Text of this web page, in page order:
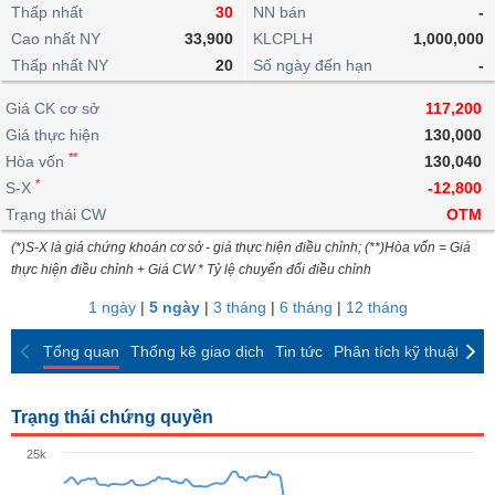
lỗ
dịch
nội
Niên
giám
Tài
liệu
cổ
Định
giá
ngoài
doanh
Top
cổ
phiếu
ngành
giao
dịch
dịch
Chứng
quyền
quan
Thống
giao
dịch
Thống
giao
dịch
Tin
tức
Phân
tích
kỹ
thuật
trực
tuyến
Bộ
lọc
cổ
So
sánh
Báo
cáo
Vĩ
mô
lai
Chứng
quyền
Trái
phiếu
IR
Awards
tạo
Dịch
vụ
Thấp nhất
30
Cao nhất NY
33,900
Thấp nhất NY
20
NN bán
-
KLCPLH
1,000,000
Số ngày đến hạn
-
Giá CK cơ sở
117,200
Giá thực hiện
130,000
Hòa vốn **
130,040
S-X *
-12,800
Trạng thái CW
OTM
(*)S-X là giá chứng khoán cơ sở - giá thực hiện điều chỉnh; (**)Hòa vốn = Giá
thực hiện điều chỉnh + Giá CW * Tỷ lệ chuyển đổi điều chỉnh
1 ngày| 5 ngày| 3 tháng | 6 tháng | 12 tháng
Tổng quan Thống kê giao dịch Tin tức Phân tích kỹ thuật
Trạng thái chứng quyền
25k
BẤT
ĐỘNG
SẢN
TÀI
CHÍNH
HÀNG
KINH